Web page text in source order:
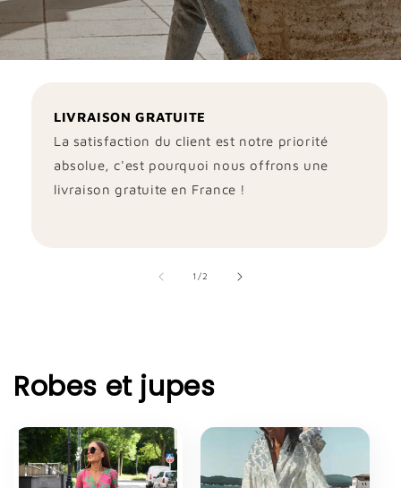
LIVRAISON GRATUITE
La satisfaction du client est notre priorité
absolue, c'est pourquoi nous offrons une
livraison gratuite en France !
1 /de2
Robes et jupes